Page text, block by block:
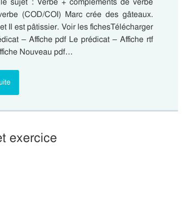
(COD/COI) Marc crée des gâteaux.
Il est pâtissier. Voir les fichesTélécharger
– Affiche pdf Le prédicat – Affiche rtf
Nouveau pdf…
exercice